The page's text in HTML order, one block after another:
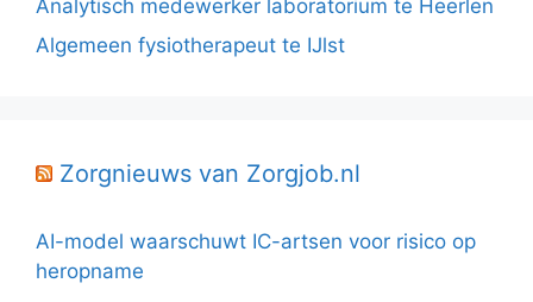
Analytisch medewerker laboratorium te Heerlen
Algemeen fysiotherapeut te IJlst
Zorgnieuws van Zorgjob.nl
AI-model waarschuwt IC-artsen voor risico op
heropname